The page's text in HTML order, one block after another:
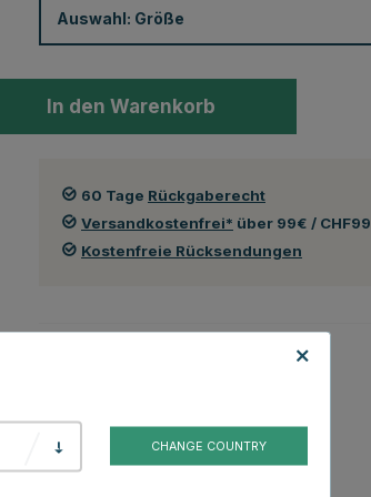
Auswahl: Größe
In den Warenkorb
60 Tage Rückgaberecht
Versandkostenfrei* über 99€ / CHF99
Kostenfreie Rücksendungen
Auch in folgenden Farben erhältlich
CHANGE COUNTRY